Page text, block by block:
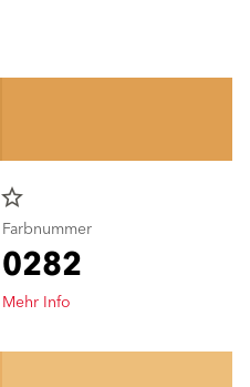
star_border
Farbnummer
0282
Mehr Info